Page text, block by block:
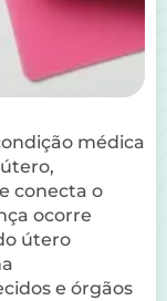
médica
conecta o
ocorre
útero
e órgãos